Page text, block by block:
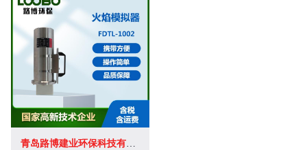
青岛路博建业环保科技有限公司